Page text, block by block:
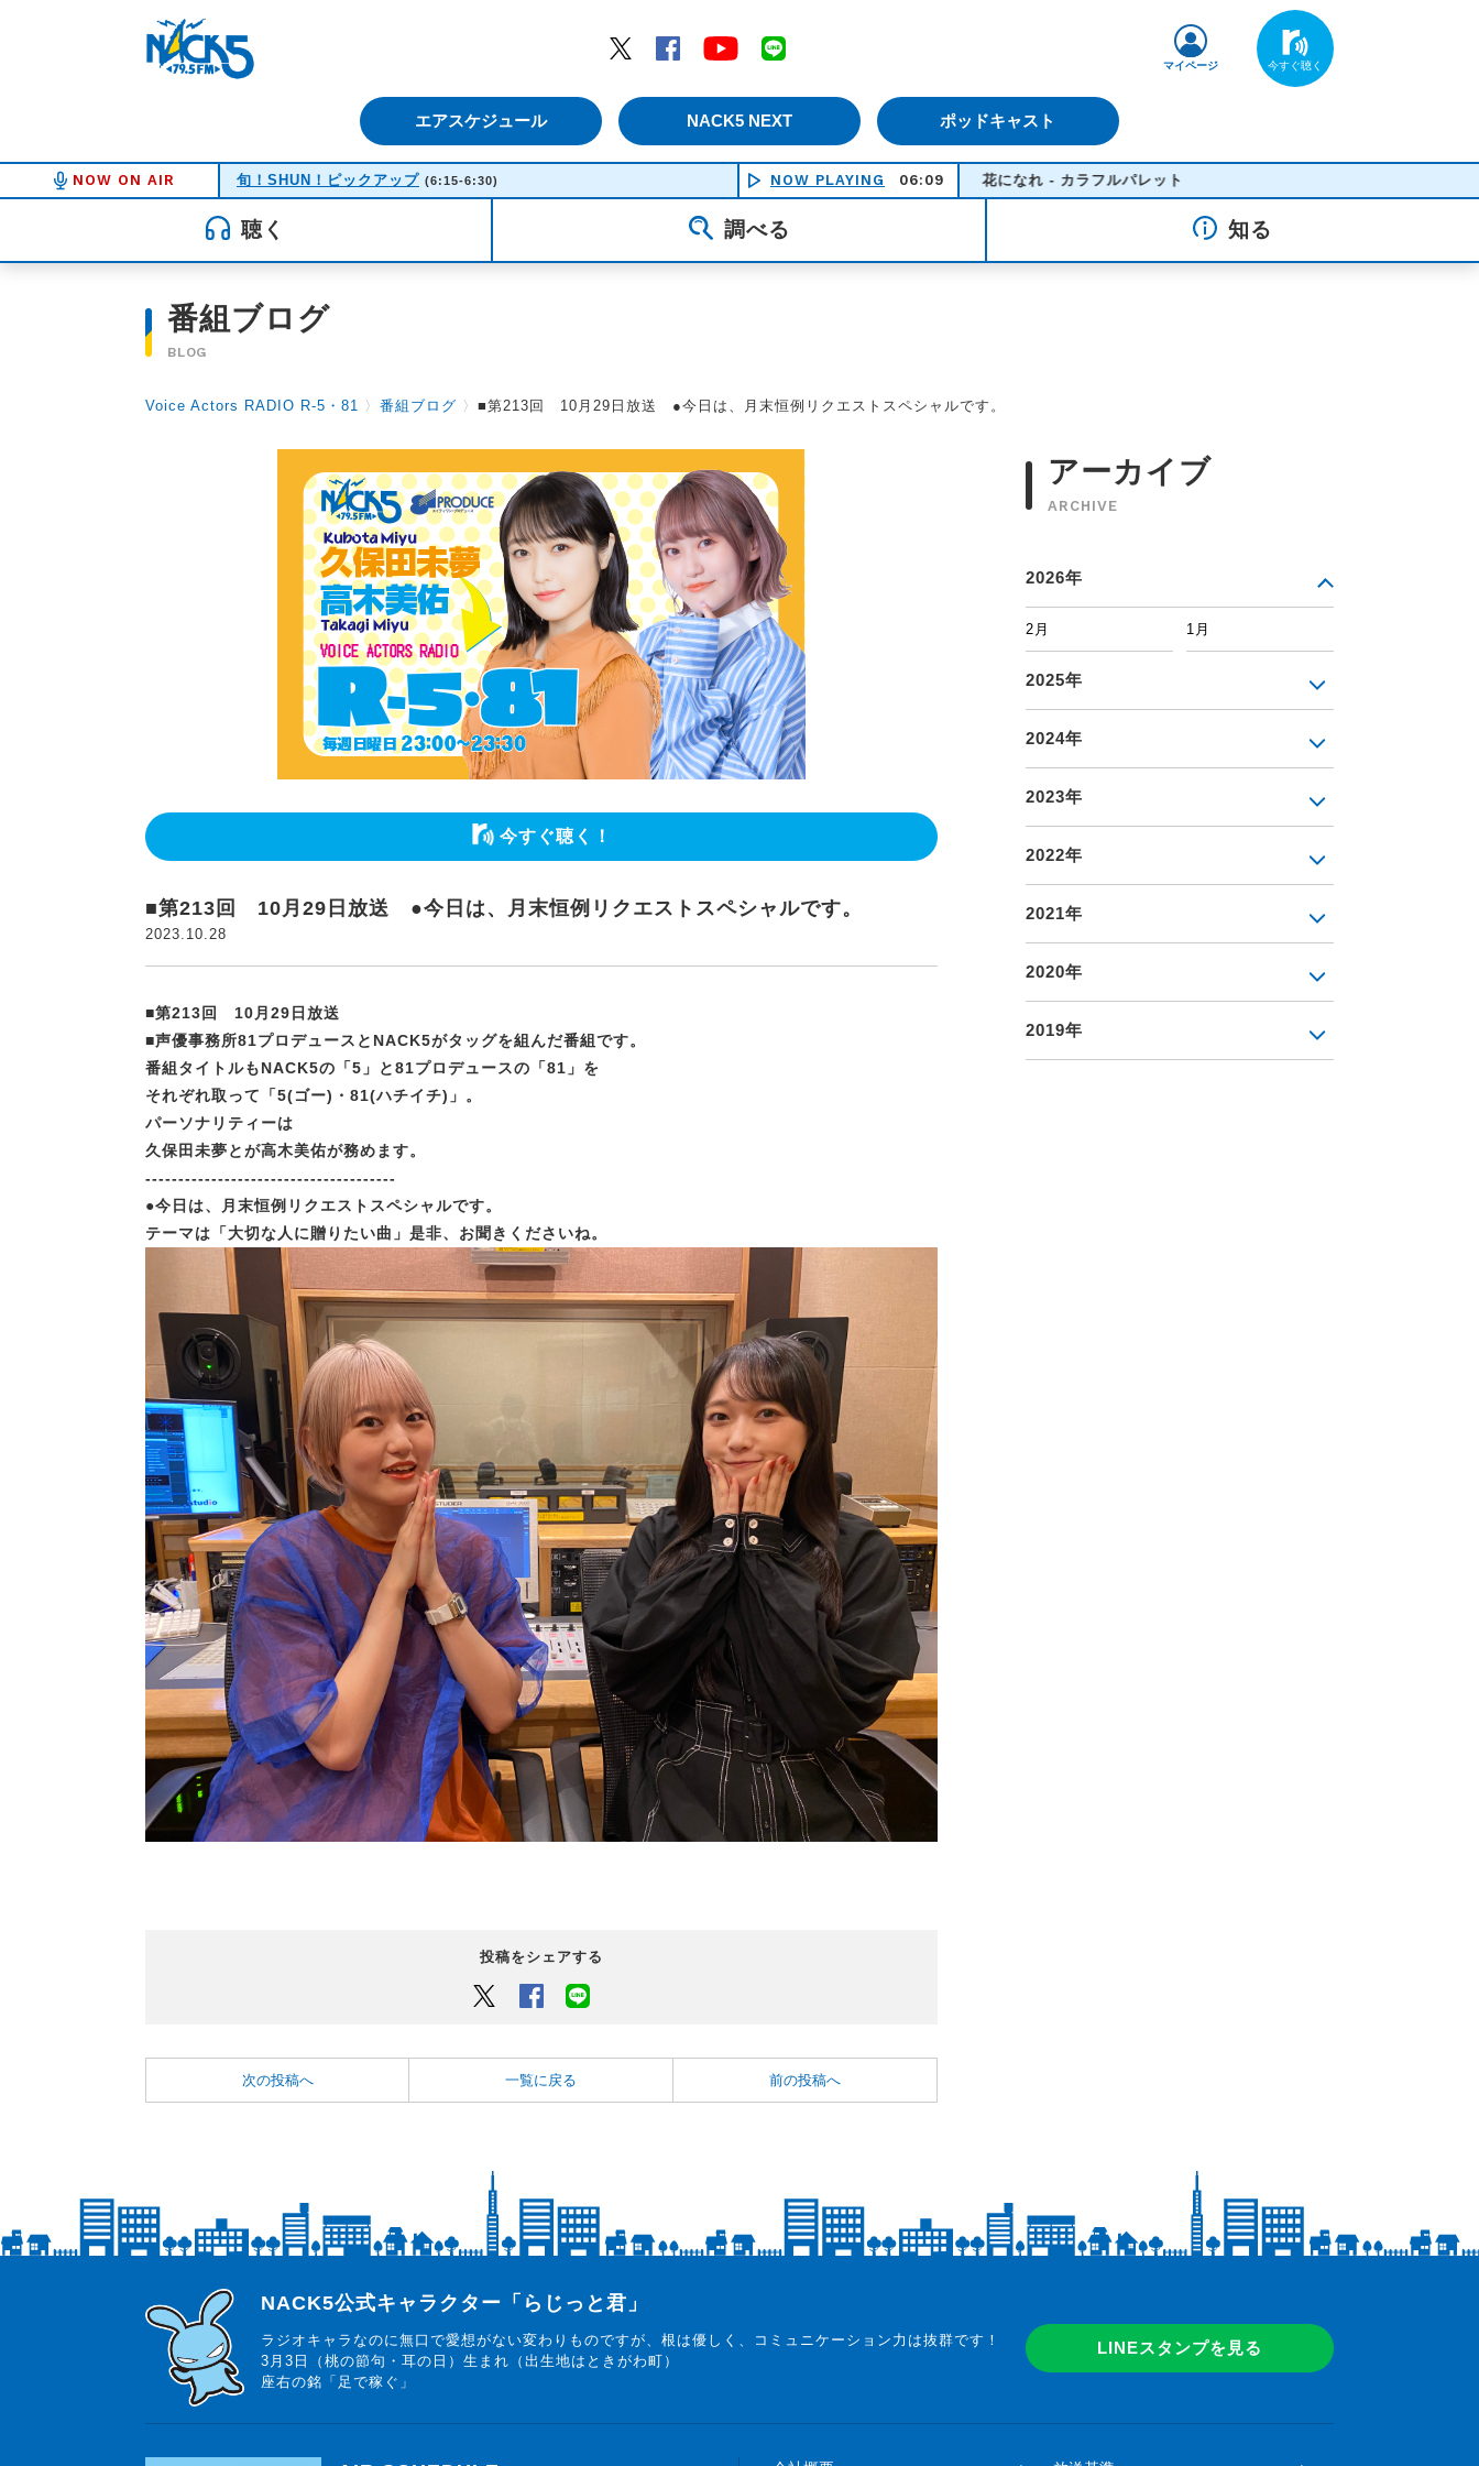
Twitter
Facebook YouTube
エアスケジュール NACK5 NEXT ポッドキャスト
マイページ
NOW ON AIR 旬！SHUN！ピックアップ (6:15-6:30) NOW PLAYING 06:09
花になれ - カラフルパレット
聴く 調べる 知る
番組ブログ
BLOG
Voice Actors RADIO R-5・81 〉 番組ブログ 〉 ■第213回 10月29日放送 ●今日は、月末恒例リクエストスペシャルです。
今すぐ聴く！
■第213回 10月29日放送 ●今日は、月末恒例リクエストスペシャルです。
2023.10.28
■第213回 10月29日放送
■声優事務所81プロデュースとNACK5がタッグを組んだ番組です。
番組タイトルもNACK5の「5」と81プロデュースの「81」を
それぞれ取って「5(ゴー)・81(ハチイチ)」。
パーソナリティーは
久保田未夢とが高木美佑が務めます。
--------------------------------------
●今日は、月末恒例リクエストスペシャルです。
テーマは「大切な人に贈りたい曲」是非、お聞きくださいね。
投稿をシェアする
Twitter Facebook
次の投稿へ 一覧に戻る 前の投稿へ
アーカイブ
ARCHIVE
2026年
2月 1月
2025年
2024年
2023年
2022年
2021年
2020年
2019年
らじっと君
NACK5公式キャラクター「らじっと君」
ラジオキャラなのに無口で愛想がない変わりものですが、根は優しく、コミュニケーション力は抜群です！
3月3日（桃の節句・耳の日）生まれ（出生地はときがわ町）
座右の銘「足で稼ぐ」
LINEスタンプを見る